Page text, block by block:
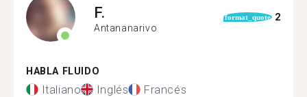
F.
Antananarivo
format_quote 2
HABLA FLUIDO
Italiano Inglés Francés